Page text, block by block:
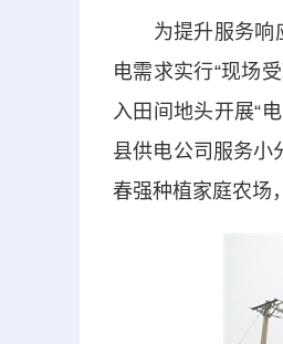
为提升服务响应
电需求实行“现场
入田间地头开展“
县供电公司服务小
春强种植家庭农场